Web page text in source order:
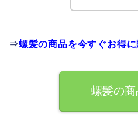
⇒螺髪の商品を今すぐお得
螺髪の